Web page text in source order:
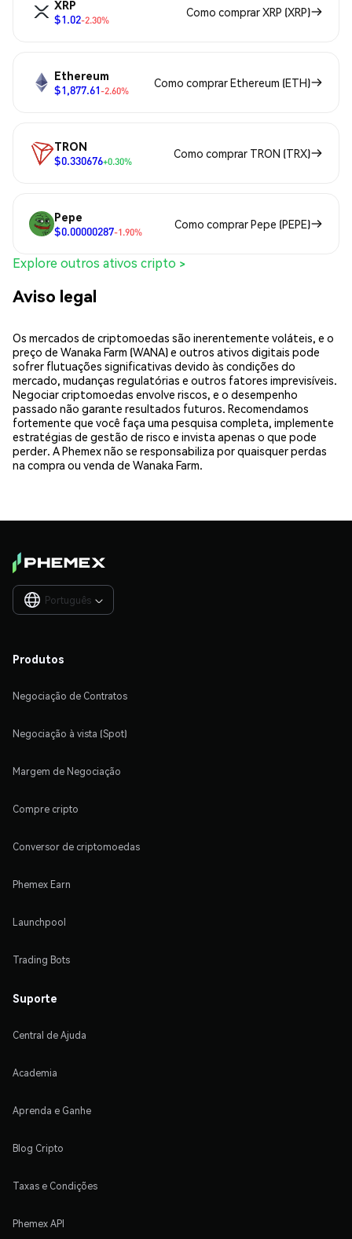
XRP
$1.02-2.30%
Como comprar XRP (XRP)
Ethereum
$1,877.61-2.60%
Como comprar Ethereum (ETH)
TRON
$0.330676+0.30%
Como comprar TRON (TRX)
Pepe
$0.00000287-1.90%
Como comprar Pepe (PEPE)
Explore outros ativos cripto >
Aviso legal
Os mercados de criptomoedas são inerentemente voláteis, e o
preço de Wanaka Farm (WANA) e outros ativos digitais pode
sofrer flutuações significativas devido às condições do
mercado, mudanças regulatórias e outros fatores imprevisíveis.
Negociar criptomoedas envolve riscos, e o desempenho
passado não garante resultados futuros. Recomendamos
fortemente que você faça uma pesquisa completa, implemente
estratégias de gestão de risco e invista apenas o que pode
perder. A Phemex não se responsabiliza por quaisquer perdas
na compra ou venda de Wanaka Farm.
Português 
Produtos
Negociação de Contratos
Negociação à vista (Spot)
Margem de Negociação
Compre cripto
Conversor de criptomoedas
Phemex Earn
Launchpool
Trading Bots
Suporte
Central de Ajuda
Academia
Aprenda e Ganhe
Blog Cripto
Taxas e Condições
Phemex API